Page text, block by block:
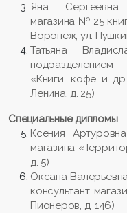
Яна Сергеевна
магазина № 25
Воронеж, ул.
Татьяна
«Книги, кофе и
Ленина, д. 25)
Специальные дипломы
Ксения
магазина
д. 5)
Оксана
консультант
Пионеров, д. 146)